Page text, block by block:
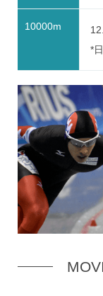
10000m
*